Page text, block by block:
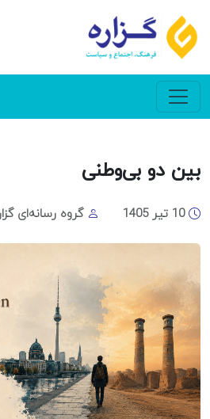
بین دو بی‌وطنی
10 تیر 1405 گروه رسانه‌ای گزاره